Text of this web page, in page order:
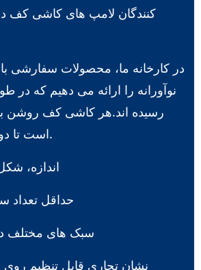
کنندگان لامپ های کاشی کف
در کارخانه ما، محصولات سفارشی
نوآورانه را ارائه می دهیم که در
رسیده اند.هر کاشی کف روشن
است تا دوام آن تضمین شود.
√ اندازه،
√ حداقل تعداد
√ سبک های